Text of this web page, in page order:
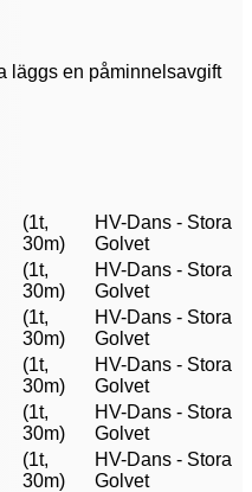
läggs en påminnelsavgift
(1t,
30m)
HV-Dans - Stora
Golvet
(1t,
30m)
HV-Dans - Stora
Golvet
(1t,
30m)
HV-Dans - Stora
Golvet
(1t,
30m)
HV-Dans - Stora
Golvet
(1t,
30m)
HV-Dans - Stora
Golvet
(1t,
30m)
HV-Dans - Stora
Golvet